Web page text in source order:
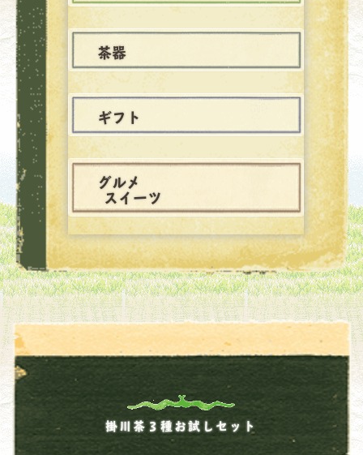
茶器
ギフト
グルメ
スイーツ
掛川茶３種お試しセット